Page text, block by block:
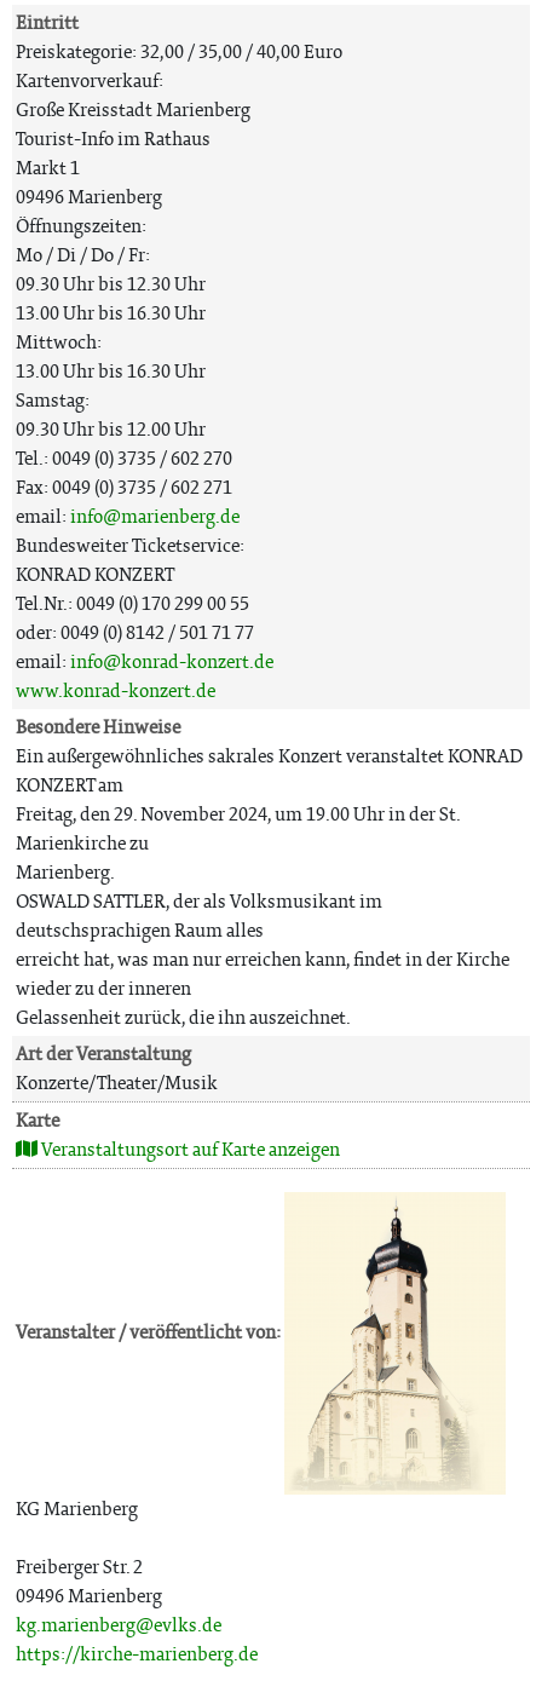
Eintritt
Preiskategorie: 32,00 / 35,00 / 40,00 Euro
Kartenvorverkauf:
Große Kreisstadt Marienberg
Tourist-Info im Rathaus
Markt 1
09496 Marienberg
Öffnungszeiten:
Mo / Di / Do / Fr:
09.30 Uhr bis 12.30 Uhr
13.00 Uhr bis 16.30 Uhr
Mittwoch:
13.00 Uhr bis 16.30 Uhr
Samstag:
09.30 Uhr bis 12.00 Uhr
Tel.: 0049 (0) 3735 / 602 270
Fax: 0049 (0) 3735 / 602 271
email:info@marienberg.de
Bundesweiter Ticketservice:
KONRAD KONZERT
Tel.Nr.: 0049 (0) 170 299 00 55
oder: 0049 (0) 8142 / 501 71 77
email:info@konrad-konzert.de
www.konrad-konzert.de
Besondere Hinweise
Ein außergewöhnliches sakrales Konzert veranstaltet KONRAD
KONZERT am
Freitag, den 29. November 2024, um 19.00 Uhr in der St.
Marienkirche zu
Marienberg.
OSWALD SATTLER, der als Volksmusikant im
deutschsprachigen Raum alles
erreicht hat, was man nur erreichen kann, findet in der Kirche
wieder zu der inneren
Gelassenheit zurück, die ihn auszeichnet.
Art der Veranstaltung
Konzerte/Theater/Musik
Karte
Veranstaltungsort auf Karte anzeigen
Veranstalter / veröffentlicht von:
KG Marienberg
Freiberger Str. 2
09496 Marienberg
kg.marienberg@evlks.de
https://kirche-marienberg.de